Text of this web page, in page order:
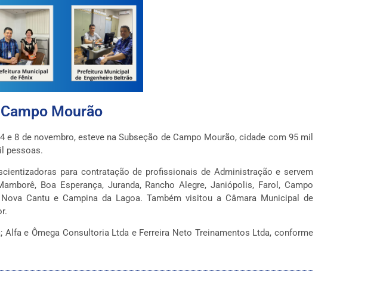
Mourão
8 de novembro, esteve na Subseção de Campo Mourão, cidade com 95 mil
pessoas.
para contratação de profissionais de Administração e servem
Boa Esperança, Juranda, Rancho Alegre, Janiópolis, Farol, Campo
Cantu e Campina da Lagoa. Também visitou a Câmara Municipal de
e Ômega Consultoria Ltda e Ferreira Neto Treinamentos Ltda, conforme